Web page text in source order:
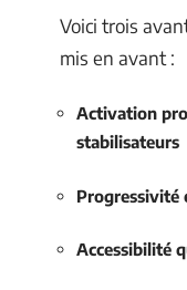
Voici trois
mis en avant :
Activation
stabilisateurs
Progressivité
Accessibilité